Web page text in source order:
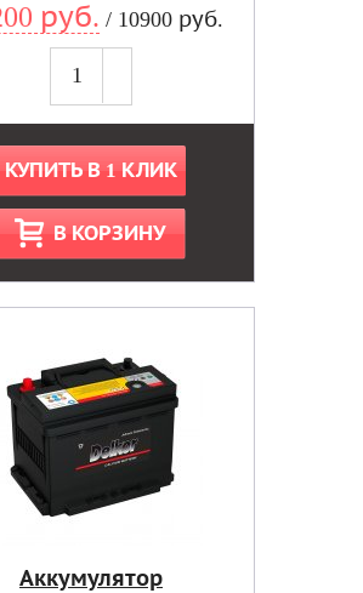
руб. / 10900 руб.
КУПИТЬ В 1 КЛИК
В КОРЗИНУ
Аккумулятор